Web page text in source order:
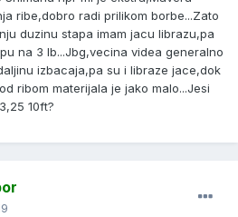
ribe,dobro radi prilikom borbe...Zato
duzinu stapa imam jacu librazu,pa
na 3 lb...Jbg,vecina videa generalno
izbacaja,pa su i libraze jace,dok
ribom materijala je jako malo...Jesi
10ft?